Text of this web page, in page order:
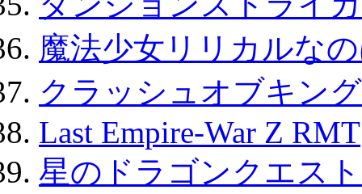
魔法少女リリカルな
クラッシュオブキン
Last Empire-War Z RMT
星のドラゴンクエス